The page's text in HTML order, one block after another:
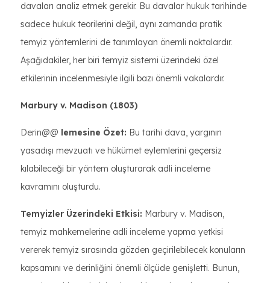
davaları analiz etmek gerekir. Bu davalar hukuk tarihinde
sadece hukuk teorilerini değil, aynı zamanda pratik
temyiz yöntemlerini de tanımlayan önemli noktalardır.
Aşağıdakiler, her biri temyiz sistemi üzerindeki özel
etkilerinin incelenmesiyle ilgili bazı önemli vakalardır.
Marbury v. Madison (1803)
Derin@@ lemesine Özet: Bu tarihi dava, yargının
yasadışı mevzuatı ve hükümet eylemlerini geçersiz
kılabileceği bir yöntem oluşturarak adli inceleme
kavramını oluşturdu.
Temyizler Üzerindeki Etkisi: Marbury v. Madison,
temyiz mahkemelerine adli inceleme yapma yetkisi
vererek temyiz sırasında gözden geçirilebilecek konuların
kapsamını ve derinliğini önemli ölçüde genişletti. Bunun,